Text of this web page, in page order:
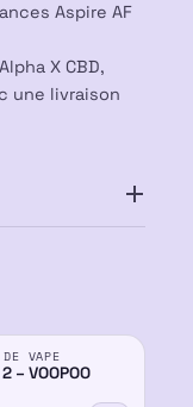
Aspire AF
X CBD,
une livraison
VAPE
– VOOPOO